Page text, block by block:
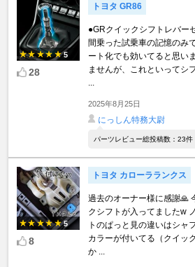
5
28
トヨタ GR86
●GRクイックシフトレバー
間乗った試乗車の記憶のみ
ート化でも効いてると思い
ませんが、これといってシ
2025年8月25日
にっしん特務大尉
パーツレビュー総投稿数：23件
5
8
トヨタ カローラランクス
過去のオーナー様に感謝🙏
クシフトが入ってましたw
トのぱっと見の違いはシャ
カラーが付いてる（クイッ
か ...